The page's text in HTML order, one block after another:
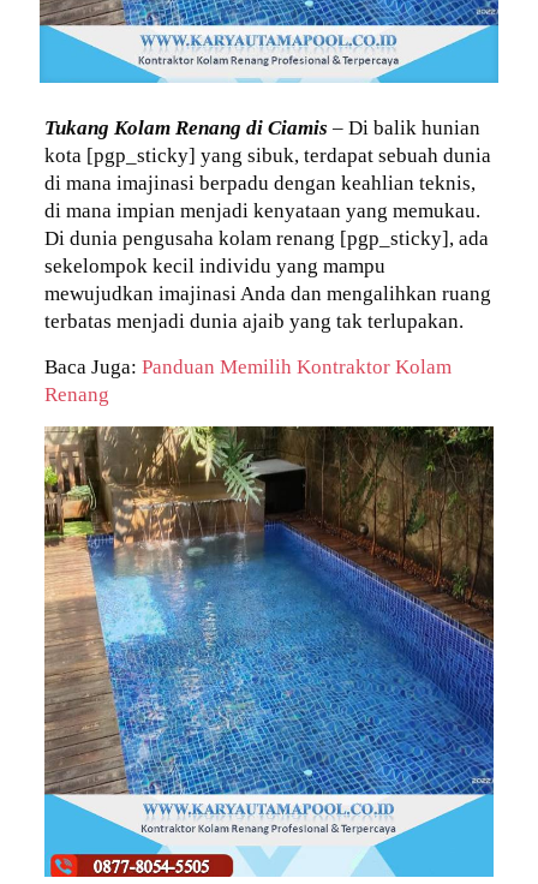
Tukang Kolam Renang di Ciamis – Di balik hunian
kota [pgp_sticky] yang sibuk, terdapat sebuah dunia
di mana imajinasi berpadu dengan keahlian teknis,
di mana impian menjadi kenyataan yang memukau.
Di dunia pengusaha kolam renang [pgp_sticky], ada
sekelompok kecil individu yang mampu
mewujudkan imajinasi Anda dan mengalihkan ruang
terbatas menjadi dunia ajaib yang tak terlupakan.
Baca Juga: Panduan Memilih Kontraktor Kolam
Renang